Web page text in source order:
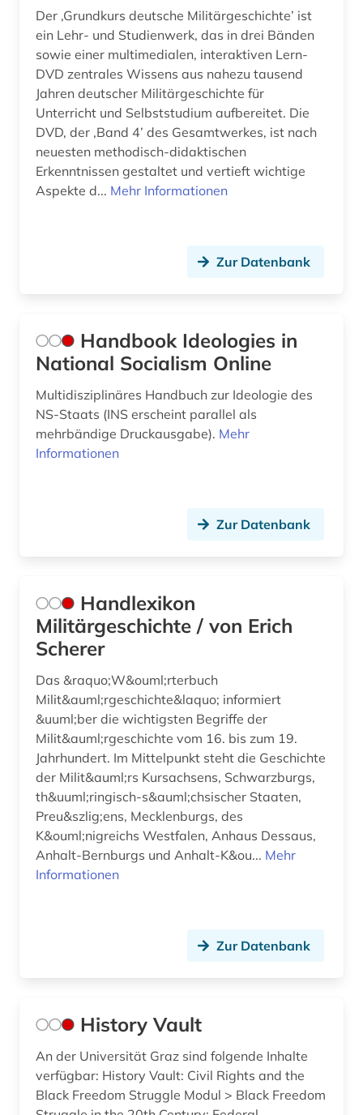
Der ‚Grundkurs deutsche Militärgeschichte’ ist
ein Lehr- und Studienwerk, das in drei Bänden
sowie einer multimedialen, interaktiven Lern-
DVD zentrales Wissens aus nahezu tausend
Jahren deutscher Militärgeschichte für
Unterricht und Selbststudium aufbereitet. Die
DVD, der ‚Band 4’ des Gesamtwerkes, ist nach
neuesten methodisch-didaktischen
Erkenntnissen gestaltet und vertieft wichtige
Aspekte d... Mehr Informationen
Zur Datenbank
Handbook Ideologies in
National Socialism Online
Multidisziplinäres Handbuch zur Ideologie des
NS-Staats (INS erscheint parallel als
mehrbändige Druckausgabe). Mehr
Informationen
Zur Datenbank
Handlexikon
Militärgeschichte / von Erich
Scherer
Das &raquo;W&ouml;rterbuch
Milit&auml;rgeschichte&laquo; informiert
&uuml;ber die wichtigsten Begriffe der
Milit&auml;rgeschichte vom 16. bis zum 19.
Jahrhundert. Im Mittelpunkt steht die Geschichte
der Milit&auml;rs Kursachsens, Schwarzburgs,
th&uuml;ringisch-s&auml;chsischer Staaten,
Preu&szlig;ens, Mecklenburgs, des
K&ouml;nigreichs Westfalen, Anhaus Dessaus,
Anhalt-Bernburgs und Anhalt-K&ou... Mehr
Informationen
Zur Datenbank
History Vault
An der Universität Graz sind folgende Inhalte
verfügbar: History Vault: Civil Rights and the
Black Freedom Struggle Modul > Black Freedom